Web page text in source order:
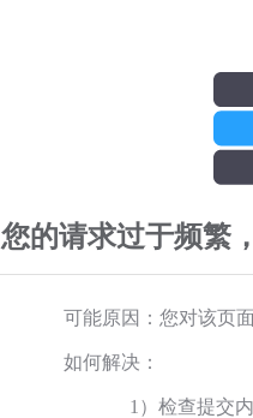
您的请求过于频繁
可能原因：您对该页
如何解决：
1）检查提交